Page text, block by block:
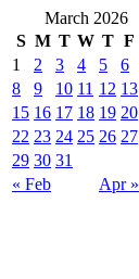
March 2026
S M T W T F
« Feb Apr »
1 2 3 4 5 6
8
9 10 11 12 13
15 16 17 18 19 20
22 23 24 25 26 27
29 30 31